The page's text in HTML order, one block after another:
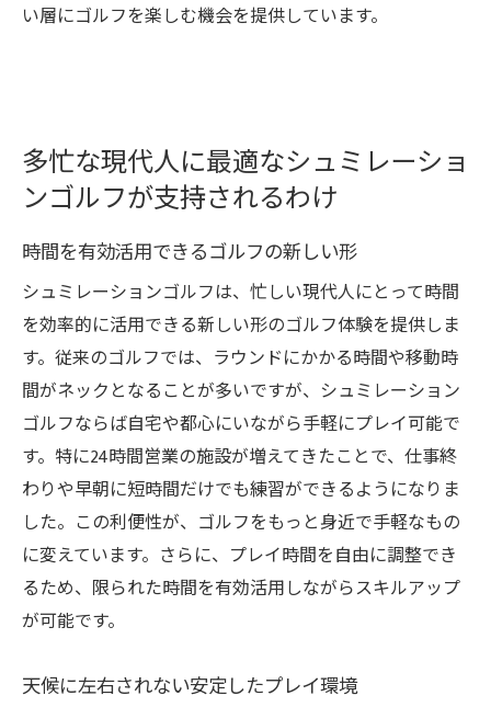
い層にゴルフを楽しむ機会を提供しています。
多忙な現代人に最適なシュミレーショ
ンゴルフが支持されるわけ
時間を有効活用できるゴルフの新しい形
シュミレーションゴルフは、忙しい現代人にとって時間
を効率的に活用できる新しい形のゴルフ体験を提供しま
す。従来のゴルフでは、ラウンドにかかる時間や移動時
間がネックとなることが多いですが、シュミレーション
ゴルフならば自宅や都心にいながら手軽にプレイ可能で
す。特に24時間営業の施設が増えてきたことで、仕事終
わりや早朝に短時間だけでも練習ができるようになりま
した。この利便性が、ゴルフをもっと身近で手軽なもの
に変えています。さらに、プレイ時間を自由に調整でき
るため、限られた時間を有効活用しながらスキルアップ
が可能です。
天候に左右されない安定したプレイ環境